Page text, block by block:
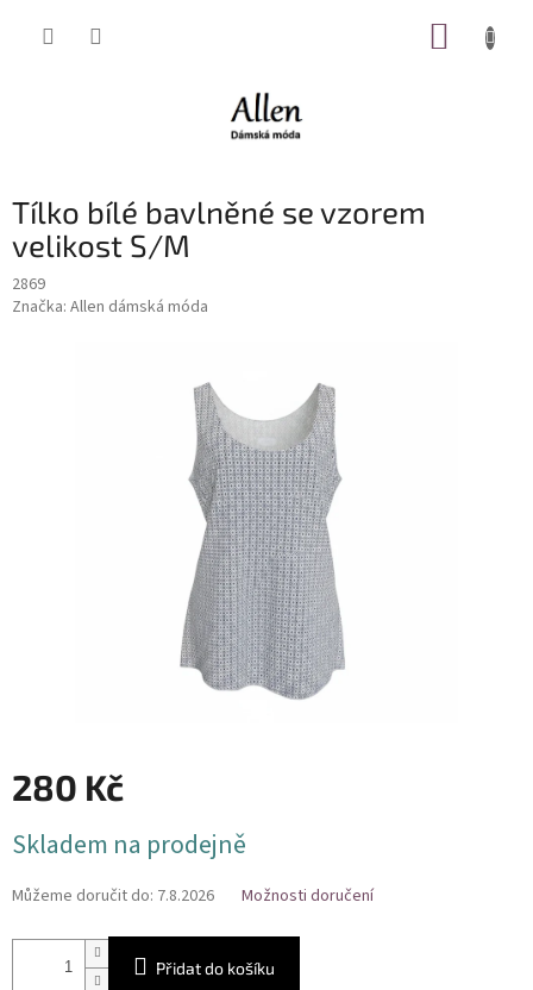
Tílko bílé bavlněné se vzorem
velikost S/M
2869
Značka: Allen dámská móda
280 Kč
cena:
Skladem na prodejně
Můžeme doručit do: 7.8.2026 Možnosti doručení
Přidat do košíku